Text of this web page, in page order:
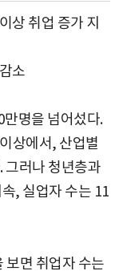
상 취업 증가 지
소
명을 넘어섰다.
상에서, 산업별
그러나 청년층과
, 실업자 수는 11
보면 취업자 수는